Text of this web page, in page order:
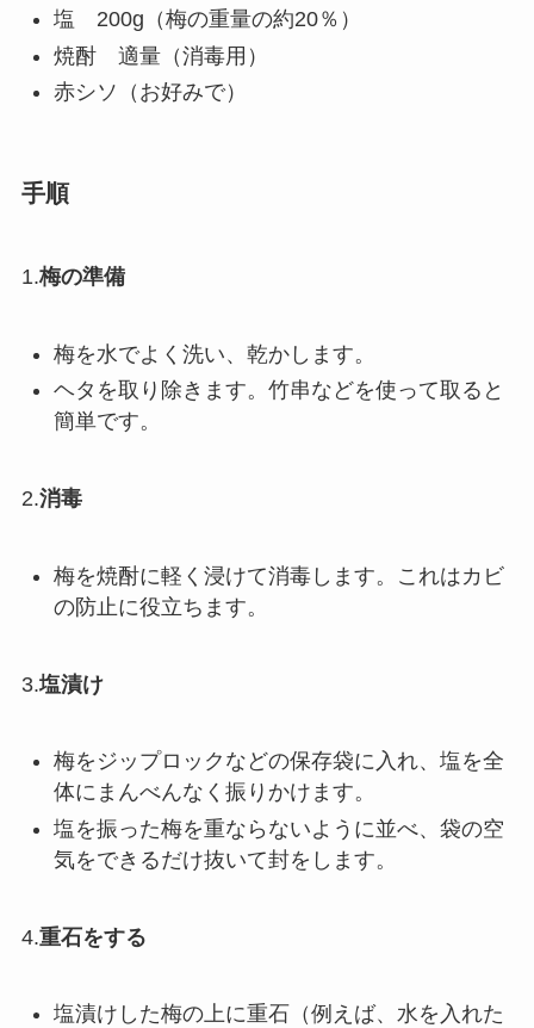
塩 200g（梅の重量の約20％）
焼酎 適量（消毒用）
赤シソ（お好みで）
手順
1.梅の準備
梅を水でよく洗い、乾かします。
ヘタを取り除きます。竹串などを使って取ると
簡単です。
2.消毒
梅を焼酎に軽く浸けて消毒します。これはカビ
の防止に役立ちます。
3.塩漬け
梅をジップロックなどの保存袋に入れ、塩を全
体にまんべんなく振りかけます。
塩を振った梅を重ならないように並べ、袋の空
気をできるだけ抜いて封をします。
4.重石をする
塩漬けした梅の上に重石（例えば、水を入れた